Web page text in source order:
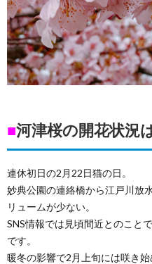
■河津桜の開花状況
連休初日の2月22日猫の日。
妙典公園の連絡橋から江戸川放
リュームが少ない。
SNS情報では見頃間近とのこと
です。
暖冬の影響で2月上旬には咲き